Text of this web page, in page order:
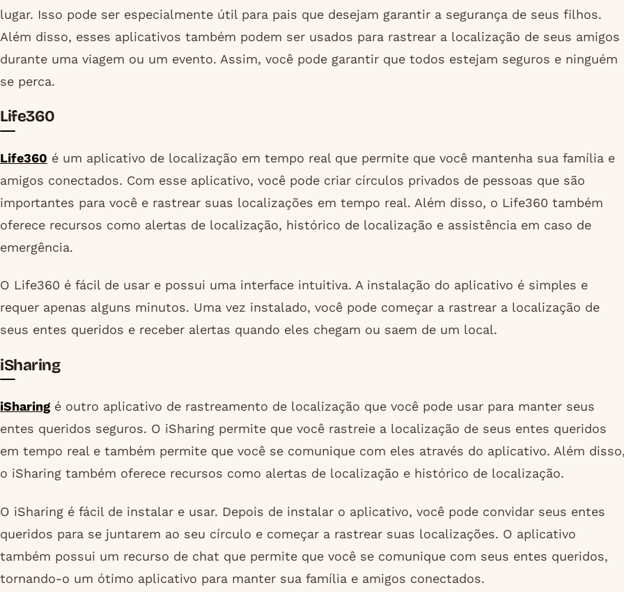
lugar. Isso pode ser especialmente útil para pais que desejam garantir a segurança de seus filhos.
Além disso, esses aplicativos também podem ser usados ​​para rastrear a localização de seus amigos
durante uma viagem ou um evento. Assim, você pode garantir que todos estejam seguros e ninguém
se perca.
Life360
Life360 é um aplicativo de localização em tempo real que permite que você mantenha sua família e
amigos conectados. Com esse aplicativo, você pode criar círculos privados de pessoas que são
importantes para você e rastrear suas localizações em tempo real. Além disso, o Life360 também
oferece recursos como alertas de localização, histórico de localização e assistência em caso de
emergência.
O Life360 é fácil de usar e possui uma interface intuitiva. A instalação do aplicativo é simples e
requer apenas alguns minutos. Uma vez instalado, você pode começar a rastrear a localização de
seus entes queridos e receber alertas quando eles chegam ou saem de um local.
iSharing
iSharing é outro aplicativo de rastreamento de localização que você pode usar para manter seus
entes queridos seguros. O iSharing permite que você rastreie a localização de seus entes queridos
em tempo real e também permite que você se comunique com eles através do aplicativo. Além
o iSharing também oferece recursos como alertas de localização e histórico de localização.
O iSharing é fácil de instalar e usar. Depois de instalar o aplicativo, você pode convidar seus entes
queridos para se juntarem ao seu círculo e começar a rastrear suas localizações. O aplicativo
também possui um recurso de chat que permite que você se comunique com seus entes queridos,
tornando-o um ótimo aplicativo para manter sua família e amigos conectados.